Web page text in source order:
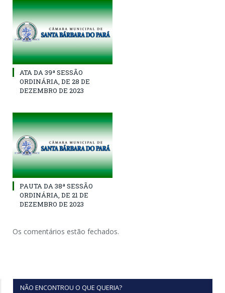
ATA DA 39ª SESSÃO
ORDINÁRIA, DE 28 DE
DEZEMBRO DE 2023
PAUTA DA 38ª SESSÃO
ORDINÁRIA, DE 21 DE
DEZEMBRO DE 2023
Os comentários estão fechados.
NÃO ENCONTROU O QUE QUERIA?